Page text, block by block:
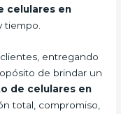
celulares en
tiempo.
entregando
de brindar un
de celulares en
total, compromiso,